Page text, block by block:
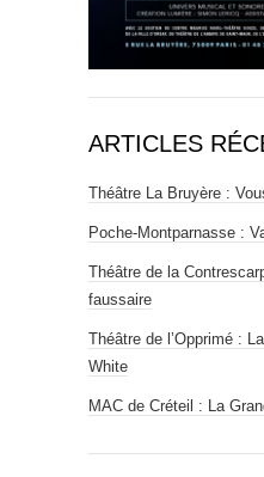
ARTICLES
Théâtre La Bruyère :
Poche-Montparnasse :
Théâtre de la
faussaire
Théâtre de l’Opprimé :
White
MAC de Créteil : La